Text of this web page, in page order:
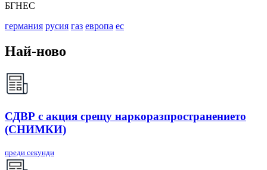
БГНЕС
германия русия газ европа ес
Най-ново
СДВР с акция срещу наркоразпространението
(СНИМКИ)
преди секунди